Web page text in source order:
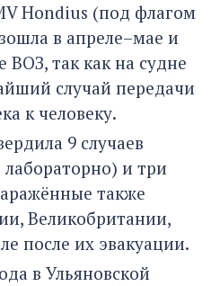
Hondius (под флагом
в апреле–мае и
ВОЗ, так как на судне
случай передачи
к человеку.
9 случаев
и три
также
Великобритании,
после их эвакуации.
в Ульяновской